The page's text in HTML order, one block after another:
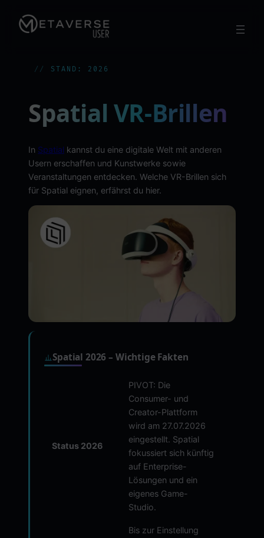
Inhalt
STAND: 2026
Spatial VR-Brillen
In Spatial kannst du eine digitale Welt mit anderen
Usern erschaffen und Kunstwerke sowie
Veranstaltungen entdecken. Welche VR-Brillen sich
für Spatial eignen, erfährst du hier.
Spatial 2026 – Wichtige Fakten
Status 2026
PIVOT: Die
Consumer- und
Creator-Plattform
wird am 27.07.2026
eingestellt. Spatial
fokussiert sich künftig
auf Enterprise-
Lösungen und ein
eigenes Game-
Studio.
Bis zur Einstellung